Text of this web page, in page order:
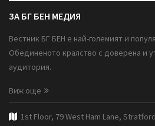
ЗА БГ БЕН МЕДИЯ
Вестник БГ БЕН е най-големият и
Обединеното кралство с доверена и
аудитория.
Виж още
1st Floor, 79 West Ham Lane,